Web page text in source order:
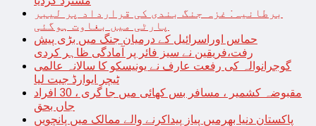
برطانیہ: غزہ جنگ بندی کی قرارداد پر لیبر
پارٹی میں بغاوت ہوگئی
حماس اوراسرائیل کے درمیان جنگ میں بڑی پیش
رفت،فریقین نے سیز فائر پر آمادگی ظاہر کردی
گوجرانوالہ کی رفعت عارف نے یونیسکو کا سالانہ عالمی
ٹیچر ایوارڈ جیت لیا
مقبوضہ کشمیر ، مسافر بس کھائی میں جا گری ، 30 افراد
جاں بحق
پاکستان دنیا بھرمیں پیاز پیداکرنے والے ممالک میں پانچویں